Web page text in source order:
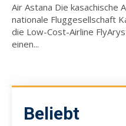
Air Astana Die kasachische
nationale Fluggesellschaft
die Low-Cost-Airline
einen...
Beliebt